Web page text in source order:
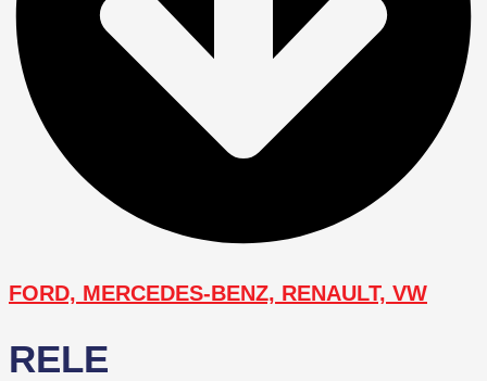
FORD, MERCEDES-BENZ, RENAULT, VW
RELE